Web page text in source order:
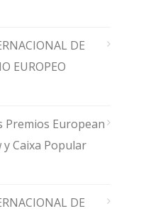
DE
EUROPEO
Premios European
Caixa Popular
DE